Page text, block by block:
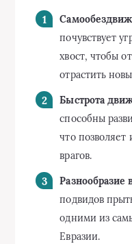
почувствует
хвост, чтобы
отрастить
Быстрота
способны
что позволяет
врагов.
Разнообразие
подвидов
одними из
Евразии.